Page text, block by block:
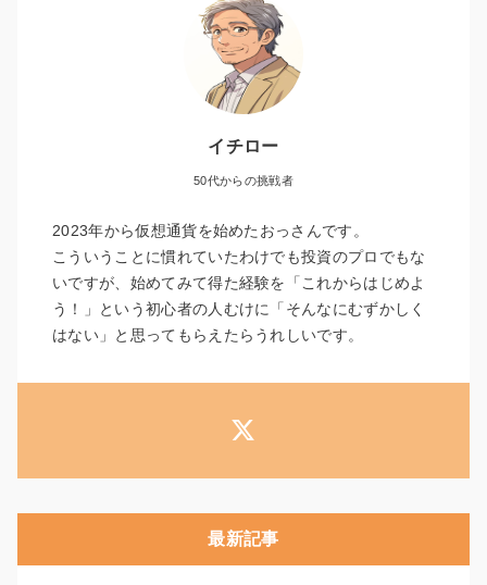
イチロー
50代からの挑戦者
2023年から仮想通貨を始めたおっさんです。
こういうことに慣れていたわけでも投資のプロでもな
いですが、始めてみて得た経験を「これからはじめよ
う！」という初心者の人むけに「そんなにむずかしく
はない」と思ってもらえたらうれしいです。
最新記事